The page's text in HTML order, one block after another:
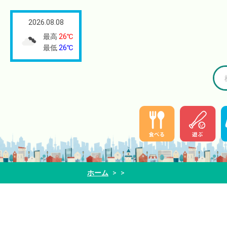
2026.08.08
最高 26℃
最低 26℃
ホーム > >